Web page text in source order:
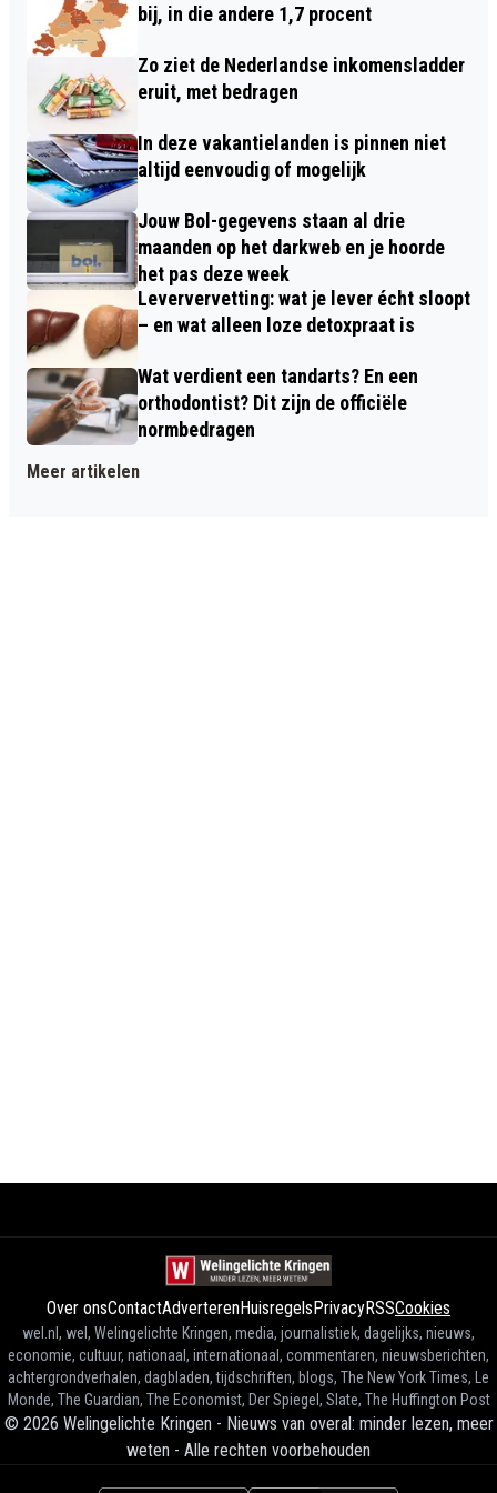
bij, in die andere 1,7 procent
Zo ziet de Nederlandse inkomensladder
eruit, met bedragen
In deze vakantielanden is pinnen niet
altijd eenvoudig of mogelijk
Jouw Bol-gegevens staan al drie
maanden op het darkweb en je hoorde
het pas deze week
Leververvetting: wat je lever écht sloopt
– en wat alleen loze detoxpraat is
Wat verdient een tandarts? En een
orthodontist? Dit zijn de officiële
normbedragen
Meer artikelen
Over onsContactAdverterenHuisregelsPrivacyRSSCookies
wel.nl, wel, Welingelichte Kringen, media, journalistiek, dagelijks, nieuws,
economie, cultuur, nationaal, internationaal, commentaren, nieuwsberichten,
achtergrondverhalen, dagbladen, tijdschriften, blogs, The New York Times, Le
Monde, The Guardian, The Economist, Der Spiegel, Slate, The Huffington Post
© 2026 Welingelichte Kringen - Nieuws van overal: minder lezen, meer
weten - Alle rechten voorbehouden